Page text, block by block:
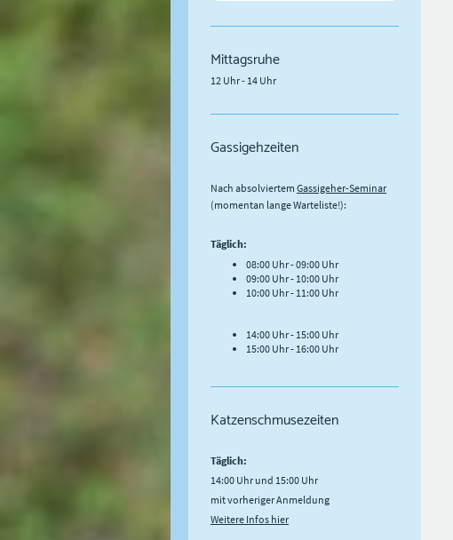
Mittagsruhe
12 Uhr - 14 Uhr
Gassigehzeiten
Nach absolviertem Gassigeher-Seminar
(momentan lange Warteliste!):
Täglich:
08:00 Uhr - 09:00 Uhr
09:00 Uhr - 10:00 Uhr
10:00 Uhr - 11:00 Uhr
14:00 Uhr - 15:00 Uhr
15:00 Uhr - 16:00 Uhr
Katzenschmusezeiten
Täglich:
14:00 Uhr und 15:00 Uhr
mit vorheriger Anmeldung
Weitere Infos hier